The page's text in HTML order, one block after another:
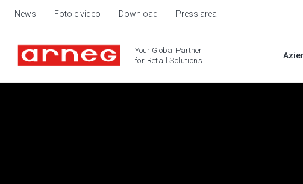
News Foto e video Download Press area
Your Global Partner
for Retail Solutions